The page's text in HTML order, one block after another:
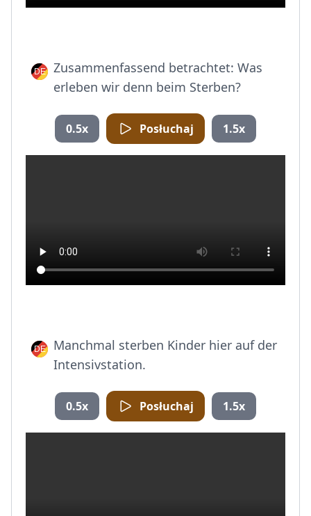
Zusammenfassend betrachtet: Was
erleben wir denn beim Sterben?
0.5x Posłuchaj 1.5x
Manchmal sterben Kinder hier auf der
Intensivstation.
0.5x Posłuchaj 1.5x